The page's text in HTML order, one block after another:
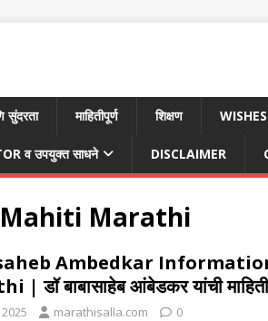
सुंदरता माहितीपूर्ण शिक्षण
व उपयुक्त साधने DISCLAIMER
Marathi
Ambedkar
| डॉ बाबासाहेब आंबेडकर यांची माहिती
marathisalla.com 0